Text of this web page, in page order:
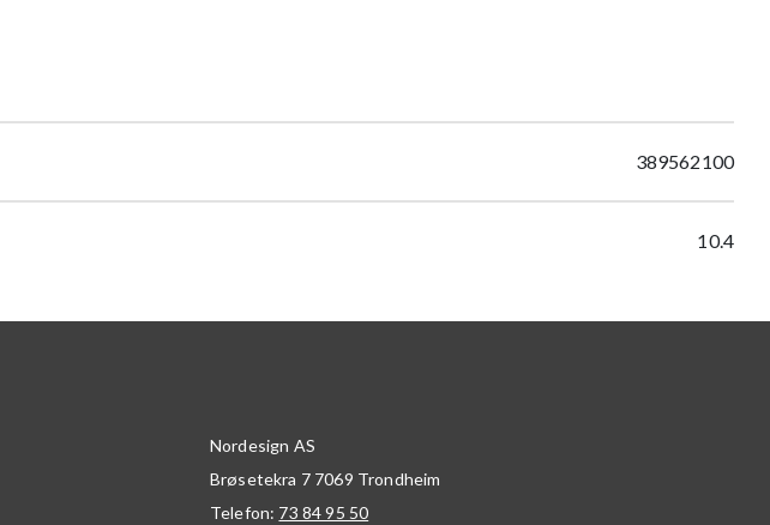
389562100
10.4
Nordesign AS
Brøsetekra 7 7069 Trondheim
Telefon: 73 84 95 50